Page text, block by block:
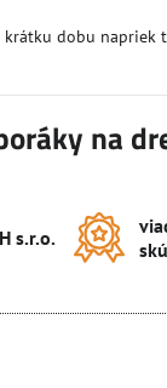
5
krátku dobu napriek
na
s​.r​.o​.